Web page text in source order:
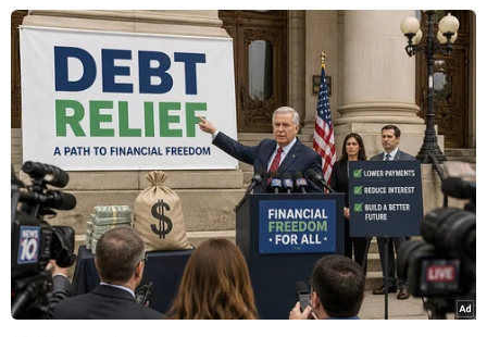
Nông nghiệp và Môi trường Trần Thanh Nam
nhấn mạnh diễn đàn kết nối các nỗ lực toàn
cầu và khu vực nhằm nâng cao hiệu quả thực
thi Chương trình “Mỗi xã một sản phẩm” (One
Commune One Product - OCOP) của Việt Nam,
cũng như sáng kiến toàn cầu của FAO hướng
đến mục tiêu chung “Bốn tốt hơn”: Sản xuất tốt
hơn, dinh dưỡng tốt hơn, môi trường tốt hơn và
cuộc sống tốt hơn.
Theo lãnh đạo Bộ Nông nghiệp và Môi trường,